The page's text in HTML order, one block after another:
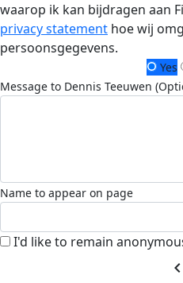
waarop ik kan bijdragen aan
privacy statement hoe wij
persoonsgegevens.
Yes
Message to Dennis Teeuwen
Name to appear on page
I'd like to remain
chevron_left